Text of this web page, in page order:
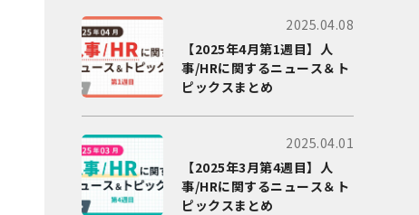
2025.04.08
【2025年4月第1週目】人
事/HRに関するニュース＆ト
ピックスまとめ
2025.04.01
【2025年3月第4週目】人
事/HRに関するニュース＆ト
ピックスまとめ